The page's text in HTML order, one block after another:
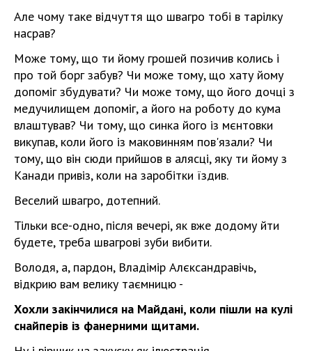
Але чому таке відчуття що швагро тобі в тарілку
насрав?
Може тому, що ти йому грошей позичив колись і
про той борг забув? Чи може тому, що хату йому
допоміг збудувати? Чи може тому, що його дочці з
медучилищем допоміг, а його на роботу до кума
влаштував? Чи тому, що синка його із мєнтовки
викупав, коли його із маковинням пов'язали? Чи
тому, що він сюди прийшов в алясці, яку ти йому з
Канади привіз, коли на заробітки їздив.
Веселий швагро, дотепний.
Тільки все-одно, після вечері, як вже додому йти
будете, треба швагрові зуби вибити.
Володя, а, пардон, Владімір Алєксандравічь,
відкрию вам велику таємницю -
Хохли закінчилися на Майдані, коли пішли на кулі
снайперів із фанерними щитами.